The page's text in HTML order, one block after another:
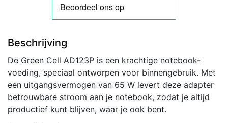
Beschrijving
De Green Cell AD123P is een krachtige notebook-
voeding, speciaal ontworpen voor binnengebruik. Met
een uitgangsvermogen van 65 W levert deze adapter
betrouwbare stroom aan je notebook, zodat je altijd
productief kunt blijven, waar je ook bent.